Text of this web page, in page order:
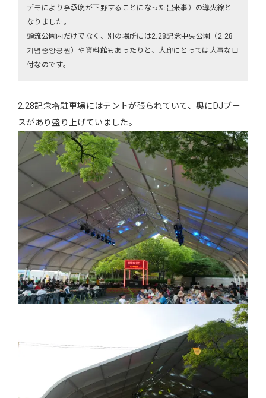
デモにより李承晩が下野することになった出来事）の導火線と
なりました。
頭流公園内だけでなく、別の場所には2.28記念中央公園（2.28
기념중앙공원）や資料館もあったりと、大邱にとっては大事な日
付なのです。
2.28記念塔駐車場にはテントが張られていて、奥にDJブー
スがあり盛り上げていました。